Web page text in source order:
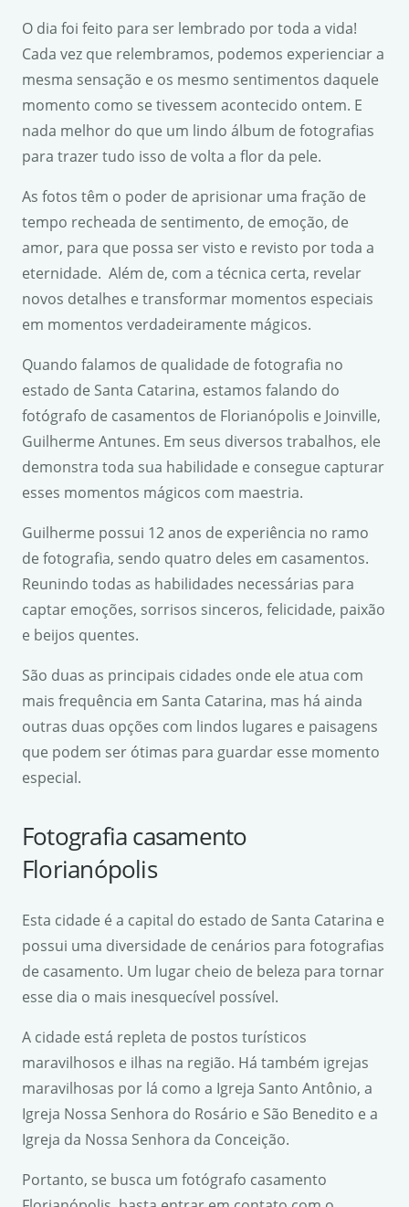
O dia foi feito para ser lembrado por toda a vida!
Cada vez que relembramos, podemos experienciar a
mesma sensação e os mesmo sentimentos daquele
momento como se tivessem acontecido ontem. E
nada melhor do que um lindo álbum de fotografias
para trazer tudo isso de volta a flor da pele.
As fotos têm o poder de aprisionar uma fração de
tempo recheada de sentimento, de emoção, de
amor, para que possa ser visto e revisto por toda a
eternidade. Além de, com a técnica certa, revelar
novos detalhes e transformar momentos especiais
em momentos verdadeiramente mágicos.
Quando falamos de qualidade de fotografia no
estado de Santa Catarina, estamos falando do
fotógrafo de casamentos de Florianópolis e Joinville,
Guilherme Antunes. Em seus diversos trabalhos, ele
demonstra toda sua habilidade e consegue capturar
esses momentos mágicos com maestria.
Guilherme possui 12 anos de experiência no ramo
de fotografia, sendo quatro deles em casamentos.
Reunindo todas as habilidades necessárias para
captar emoções, sorrisos sinceros, felicidade, paixão
e beijos quentes.
São duas as principais cidades onde ele atua com
mais frequência em Santa Catarina, mas há ainda
outras duas opções com lindos lugares e paisagens
que podem ser ótimas para guardar esse momento
especial.
Fotografia casamento
Florianópolis
Esta cidade é a capital do estado de Santa Catarina e
possui uma diversidade de cenários para fotografias
de casamento. Um lugar cheio de beleza para tornar
esse dia o mais inesquecível possível.
A cidade está repleta de postos turísticos
maravilhosos e ilhas na região. Há também igrejas
maravilhosas por lá como a Igreja Santo Antônio, a
Igreja Nossa Senhora do Rosário e São Benedito e a
Igreja da Nossa Senhora da Conceição.
Portanto, se busca um fotógrafo casamento